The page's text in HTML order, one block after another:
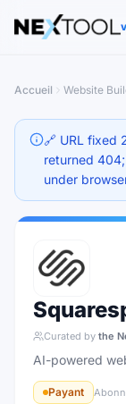
The AI tools
Accueil Website
🔗 URL fixed
returned
under
Curated by the
AI-powered
Payant